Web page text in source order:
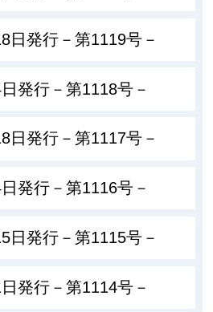
日発行－第1119号－
発行－第1118号－
日発行－第1117号－
発行－第1116号－
日発行－第1115号－
発行－第1114号－